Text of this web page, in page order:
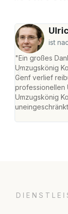
ist
"Ein großes
Umzugskönig
Genf verlief
professionellen
Umzugskönig